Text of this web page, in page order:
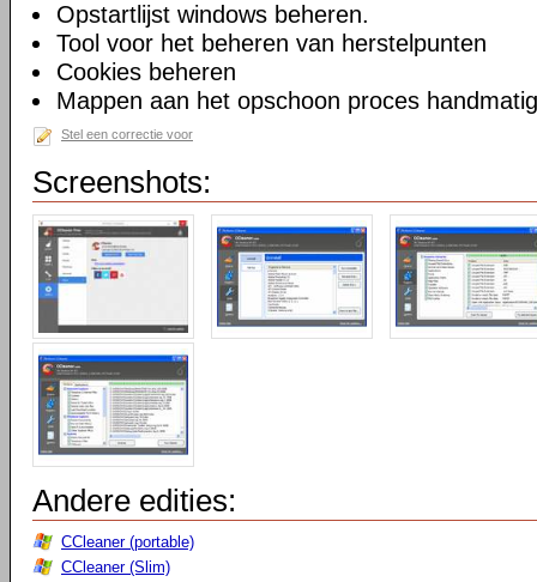
Opstartlijst windows beheren.
Tool voor het beheren van herstelpunten
Cookies beheren
Mappen aan het opschoon proces
Stel een correctie voor
Screenshots:
Andere edities:
CCleaner (portable)
CCleaner (Slim)